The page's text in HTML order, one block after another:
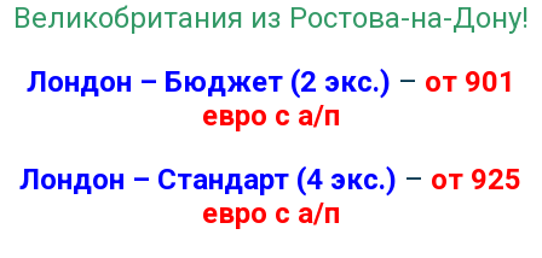
Великобритания из Ростова-на-Дону!
Лондон – Бюджет (2 экс.) – от 901
евро с а/п
Лондон – Стандарт (4 экс.) – от 925
евро с а/п